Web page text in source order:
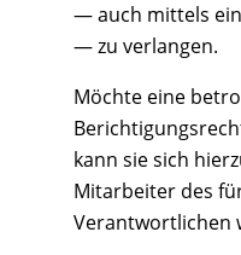
— auch mittels
— zu verlangen.
Möchte eine
kann sie sich
Mitarbeiter des
Verantwortlichen